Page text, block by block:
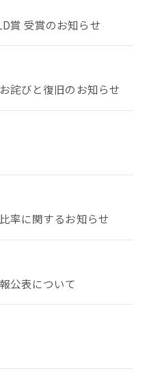
賞 受賞のお知らせ
詫びと復旧のお知らせ
率に関するお知らせ
公表について